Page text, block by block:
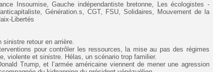
Insoumise, Gauche indépendantiste bretonne, Les écologistes -
Génération.s, CGT, FSU, Solidaires, Mouvement de la
Libertés
sinistre retour en arrière.
pour contrôler les ressources, la mise au pas des régimes
violente et sinistre. Hélas, un scénario trop familier.
Trump, et l’armée américaine viennent de mener une agression